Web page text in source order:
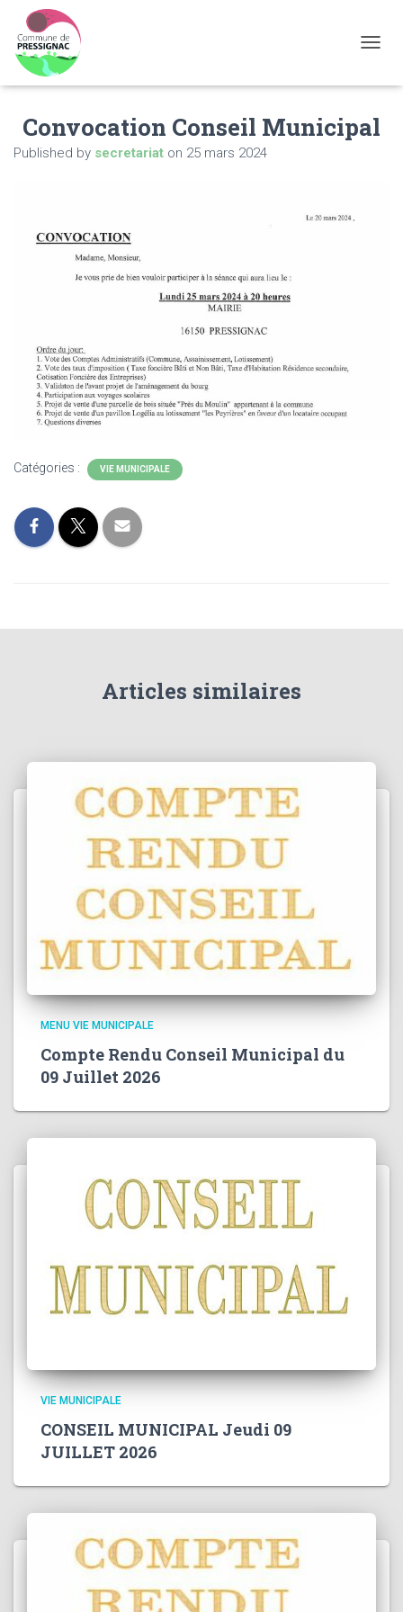
Convocation Conseil Municipal
Published by secretariat on 25 mars 2024
Catégories : VIE MUNICIPALE
Articles similaires
MENU VIE MUNICIPALE
Compte Rendu Conseil Municipal du
09 Juillet 2026
VIE MUNICIPALE
CONSEIL MUNICIPAL Jeudi 09
JUILLET 2026